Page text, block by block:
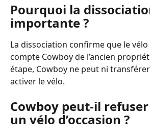
Pourquoi la
importante ?
La dissociation confirme que le vélo
compte Cowboy de l’ancien
étape, Cowboy ne peut ni
activer le vélo.
Cowboy peut-il refuser
un vélo d’occasion ?